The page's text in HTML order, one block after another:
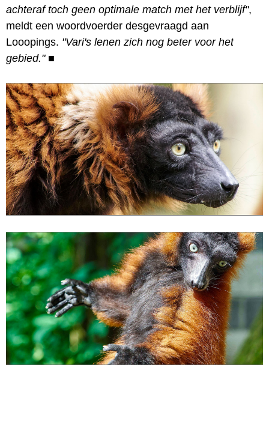
achteraf toch geen optimale match met het verblijf",
meldt een woordvoerder desgevraagd aan
Looopings. "Vari's lenen zich nog beter voor het
gebied." ■